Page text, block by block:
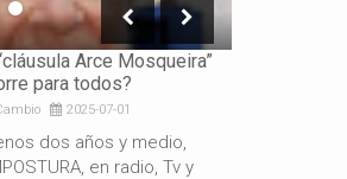
Arce Mosqueira”
para todos?
2025-07-01
dos años y medio,
en radio, Tv y